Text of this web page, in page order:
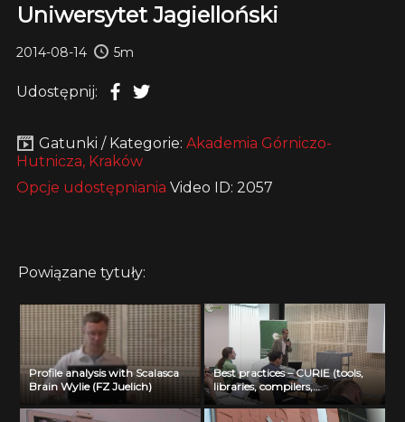
Uniwersytet Jagielloński
2014-08-14 5m
Udostępnij:
Gatunki / Kategorie: Akademia Górniczo-
Hutnicza, Kraków
Opcje udostępniania Video ID: 2057
Powiązane tytuły:
Profile analysis with Scalasca
Brain Wylie (FZ Juelich)
Best practices – CURIE (tools,
libraries, compilers,
optimization) Jean Noel Richet
(CEA)